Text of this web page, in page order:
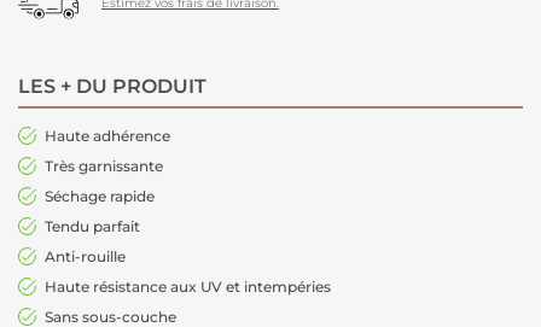
LES + DU PRODUIT
Haute adhérence
Très garnissante
Séchage rapide
Tendu parfait
Anti-rouille
Haute résistance aux UV et intempéries
Sans sous-couche